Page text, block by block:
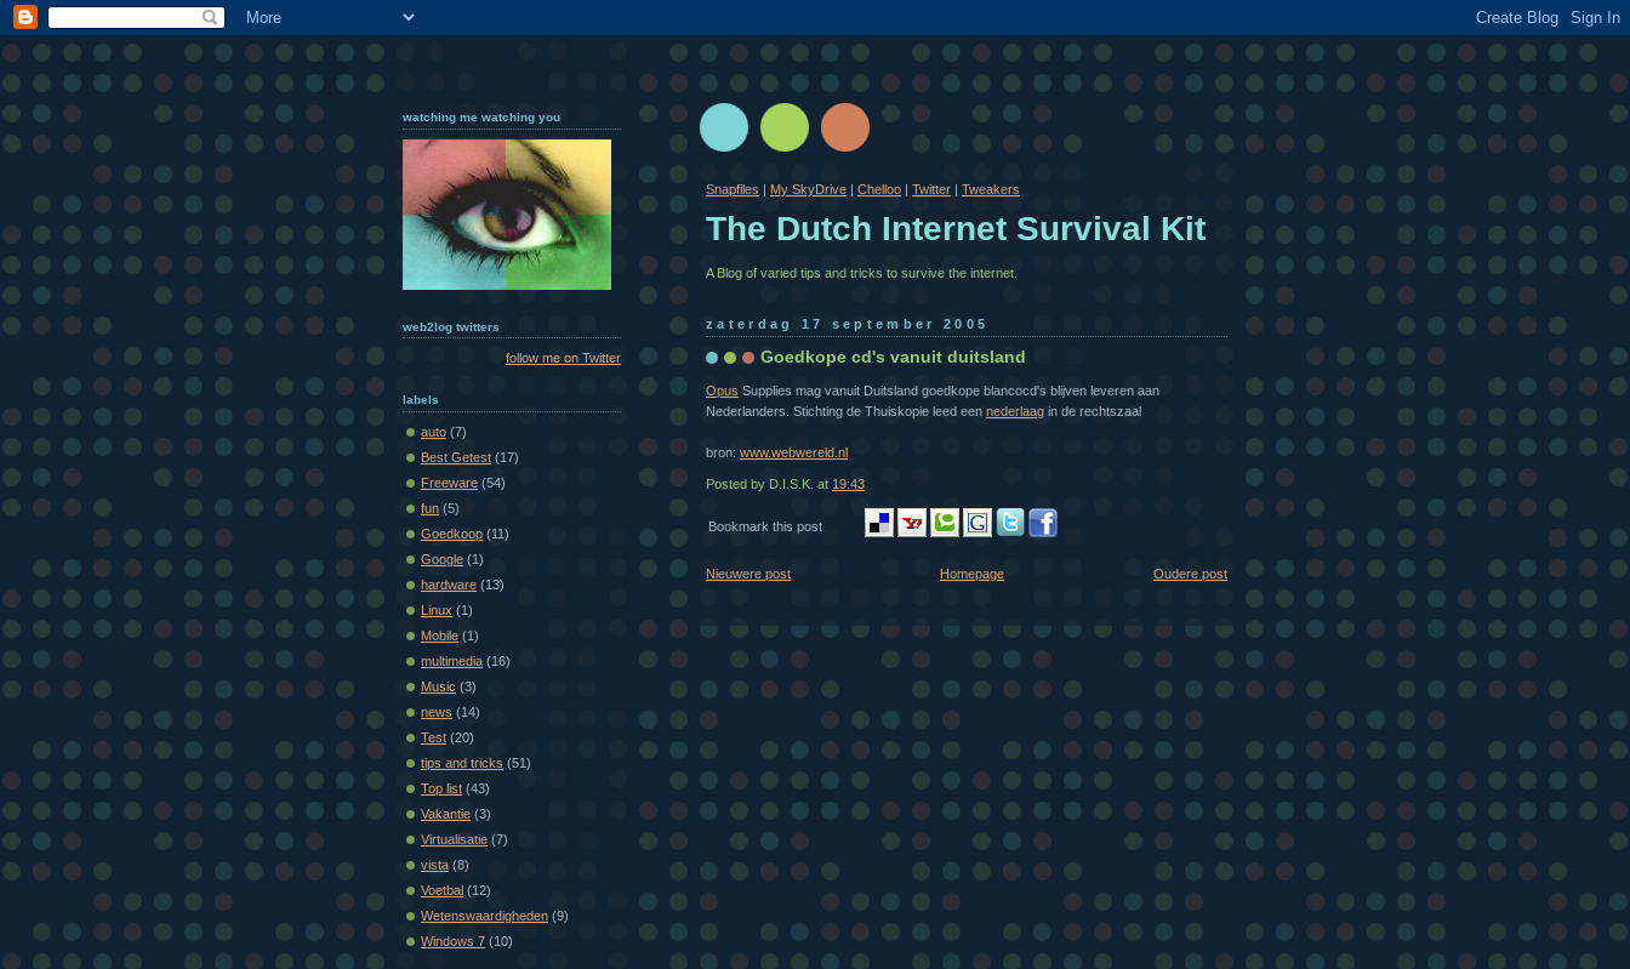
Snapfiles | My SkyDrive | Chelloo | Twitter | Tweakers
The Dutch Internet Survival Kit
A Blog of varied tips and tricks to survive the internet.
zaterdag 17 september 2005
Goedkope cd's vanuit duitsland
Opus Supplies mag vanuit Duitsland goedkope blancocd's blijven leveren aan
Nederlanders. Stichting de Thuiskopie leed een nederlaag in de rechtszaal
bron: www.webwereld.nl
Posted by D.I.S.K. at 19:43
Bookmark this post
Nieuwere post Oudere post
Homepage
watching me watching you
web2log twitters
follow me on Twitter
labels
auto (7)
Best Getest (17)
Freeware (54)
fun (5)
Goedkoop (11)
Google (1)
hardware (13)
Linux (1)
Mobile (1)
multimedia (16)
Music (3)
news (14)
Test (20)
tips and tricks (51)
Top list (43)
Vakantie (3)
Virtualisatie (7)
vista (8)
Voetbal (12)
Wetenswaardigheden (9)
Windows 7 (10)